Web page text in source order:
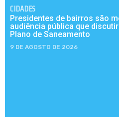
CIDADES
Presidentes de bairros são
audiência pública que
Plano de Saneamento
9 DE AGOSTO DE 2026